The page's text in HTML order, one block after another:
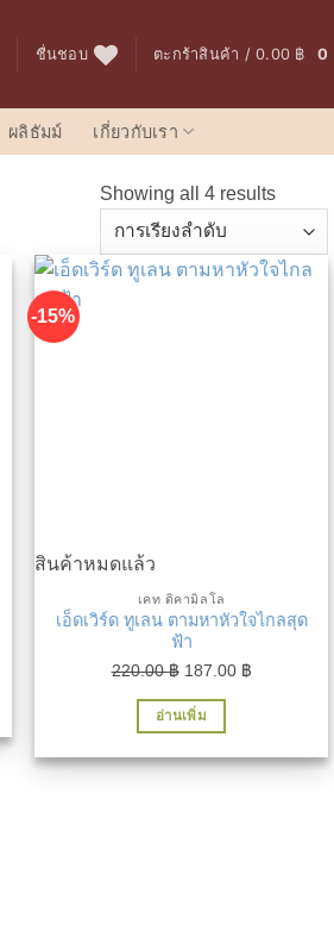
ชื่นชอบ ตะกร้าสินค้า /0.00 ฿ 0
ผลิธัมม์ เกี่ยวกับเรา
Showing all 4 results
-15%
สินค้าหมดแล้ว
เคท ดิคามิลโล
เอ็ดเวิร์ด ทูเลน ตามหาหัวใจไกลสุด
ฟ้า
220.00฿ Original
price
was:
187.00 ฿Current
อ่านเพิ่ม